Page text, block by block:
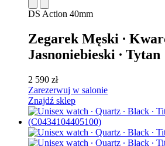
DS Action 40mm
Zegarek Męski ∙
Jasnoniebieski ∙ Tytan
2 590 zł
Zarezerwuj w salonie
Znajdź sklep